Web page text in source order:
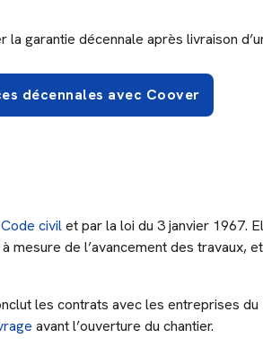
garantie décennale après livraison
décennales avec Coover
civilet par la loi du 3 janvier 1967.
de l’avancement des travaux,
les contrats avec les entreprises
avant l’ouverture du chantier.